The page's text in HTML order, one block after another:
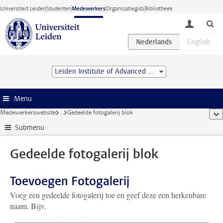
Ga direct naar de inhoud
Universiteit LeidenStudentenMedewerkersOrganisatiegidsBibliotheek
toggle
Leiden Institute of Advanced Computer Science (LIACS)
Menu
Medewerkerswebsite ... Gedeelde fotogalerij blok
Submenu
Gedeelde fotogalerij blok
Toevoegen Fotogalerij
Voeg een gedeelde fotogalerij toe en geef deze een herkenbare
naam. Bijv.